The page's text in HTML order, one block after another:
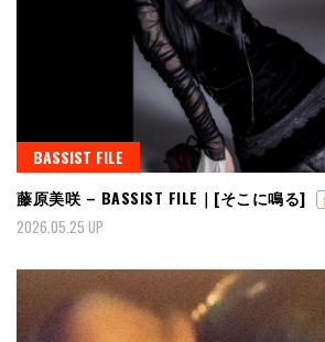
BASSIST FILE
藤原美咲 – BASSIST FILE｜[そこに鳴る]
2026.05.25 UP